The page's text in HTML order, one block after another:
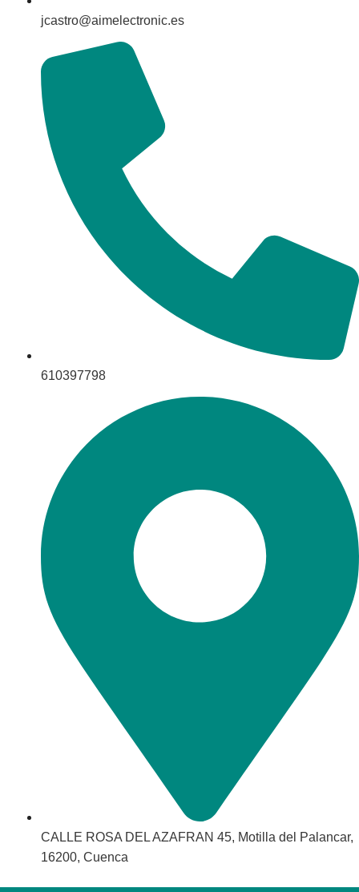
jcastro@aimelectronic.es
610397798
CALLE ROSA DEL AZAFRAN 45, Motilla del Palancar,
16200, Cuenca